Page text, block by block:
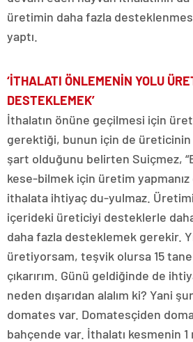
üretimin daha fazla
yaptı.
‘İTHALATI ÖNLEMENİN YOLU
DESTEKLEMEK’
İthalatın önüne geçilmesi için
gerektiği, bunun için de
şart olduğunu belirten Suiçmez,
kese-bilmek için üretim
ithalata ihtiyaç du-yulmaz.
içerideki üreticiyi desteklerle
daha fazla desteklemek gerekir.
üretiyorsam, teşvik olursa 15
çıkarırım. Günü geldiğinde de
neden dışarıdan alalım ki? Yani
domates var. Domatesçiden
bahçende var. İthalatı kesmenin 1